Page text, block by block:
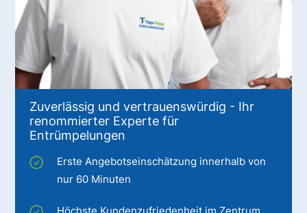
Zuverlässig und vertrauenswürdig - Ihr
renommierter Experte für
Entrümpelungen
Erste Angebotseinschätzung innerhalb von
nur 60 Minuten